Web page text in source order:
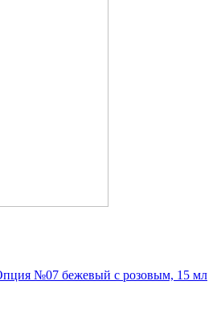
№07 бежевый с розовым, 15 мл